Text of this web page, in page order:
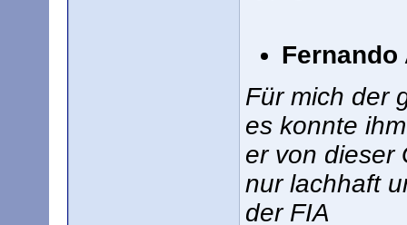
Fernando
Für mich der
es konnte
er von dieser
nur lachhaft
der FIA